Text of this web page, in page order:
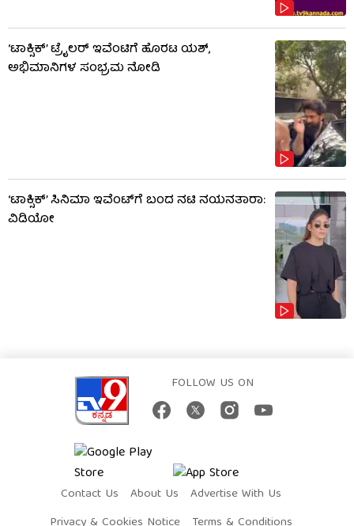
‘ಟಾಕ್ಸಿಕ್’ ಟ್ರೈಲರ್ ಇವೆಂಟಿಗೆ ಹೊರಟ ಯಶ್,
ಅಭಿಮಾನಿಗಳ ಸಂಭ್ರಮ ನೋಡಿ
‘ಟಾಕ್ಸಿಕ್’ ಸಿನಿಮಾ ಇವೆಂಟ್​​ಗೆ ಬಂದ ನಟಿ ನಯನತಾರಾ:
ವಿಡಿಯೋ
FOLLOW US ON
Contact Us About Us
Advertise With Us